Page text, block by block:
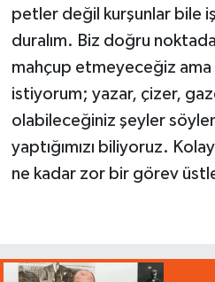
petler değil kurşunlar bile
duralım. Biz doğru
mahçup etmeyeceğiz ama
istiyorum; yazar, çizer,
olabileceğiniz şeyler
yaptığımızı biliyoruz.
ne kadar zor bir görev